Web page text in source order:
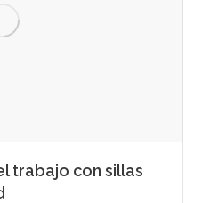
trabajo con sillas